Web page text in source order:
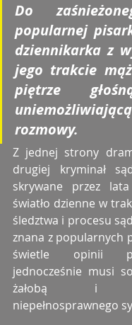
Do
popularnej
dziennikarka z
jego trakcie
piętrze
rozmowy.
Z jednej strony
drugiej kryminał
skrywane przez
światło dzienne w
śledztwa i procesu
znana z popularnych
świetle opinii
jednocześnie musi
żałobą i
niepełnosprawnego